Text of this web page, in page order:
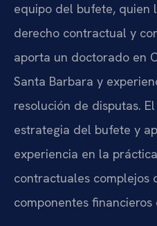
equipo del bufete, quien
derecho contractual y
aporta un doctorado en
Santa Barbara y
resolución de disputas.
estrategia del bufete y
experiencia en la
contractuales complejos
componentes financieros